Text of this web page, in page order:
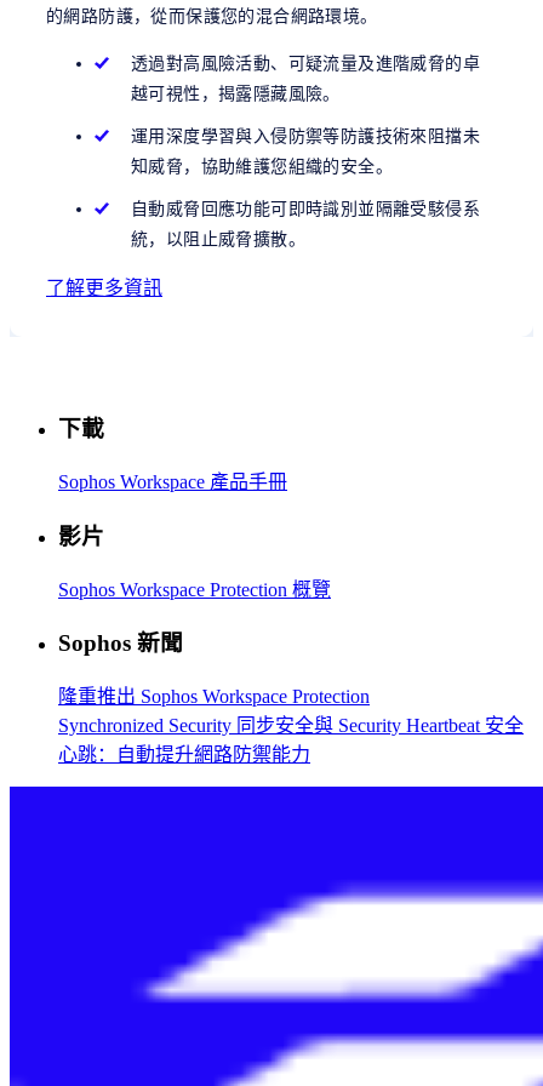
的網路防護，從而保護您的混合網路環境。
透過對高風險活動、可疑流量及進階威脅的卓
越可視性，揭露隱藏風險。
運用深度學習與入侵防禦等防護技術來阻擋未
知威脅，協助維護您組織的安全。
自動威脅回應功能可即時識別並隔離受駭侵系
統，以阻止威脅擴散。
了解更多資訊
下載
Sophos Workspace 產品手冊
影片
Sophos Workspace Protection 概覽
Sophos 新聞
隆重推出 Sophos Workspace Protection
Synchronized Security 同步安全與 Security Heartbeat 安全
心跳：自動提升網路防禦能力